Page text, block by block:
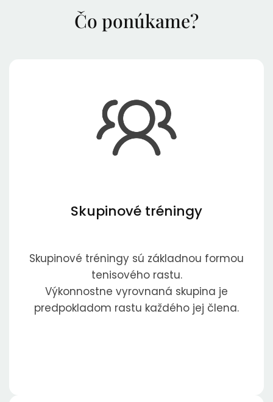
Čo ponúkame?
Skupinové tréningy
Skupinové tréningy sú základnou formou
tenisového rastu.
Výkonnostne vyrovnaná skupina je
predpokladom rastu každého jej člena.